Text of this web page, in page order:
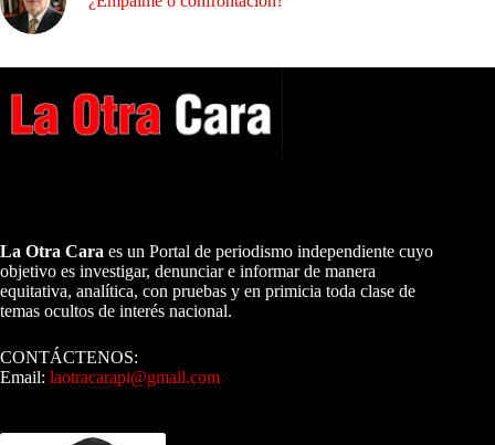
La Otra Cara es un Portal de periodismo independiente cuyo
objetivo es investigar, denunciar e informar de manera
equitativa, analítica, con pruebas y en primicia toda clase de
temas ocultos de interés nacional.
CONTÁCTENOS:
Email: laotracarapi@gmail.com